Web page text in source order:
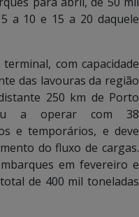
a 10 e 15 a 20 daquele
com capacidade
das lavouras da região
250 km de Porto
a operar com 38
e temporários, e deve
do fluxo de cargas.
em fevereiro e
de 400 mil toneladas